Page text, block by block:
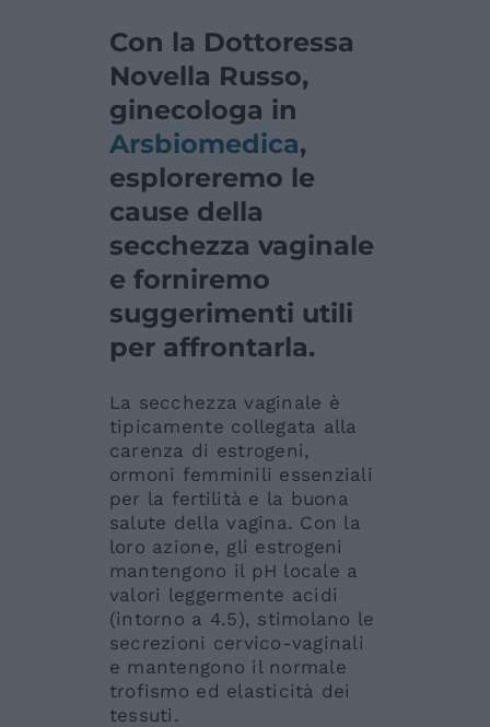
Con la Dottoressa
Novella Russo,
ginecologa in
Arsbiomedica,
esploreremo le
cause della
secchezza vaginale
e forniremo
suggerimenti utili
per affrontarla.
La secchezza vaginale è
tipicamente collegata alla
carenza di estrogeni,
ormoni femminili essenziali
per la fertilità e la buona
salute della vagina. Con la
loro azione, gli estrogeni
mantengono il pH locale a
valori leggermente acidi
(intorno a 4.5), stimolano le
secrezioni cervico-vaginali
e mantengono il normale
trofismo ed elasticità dei